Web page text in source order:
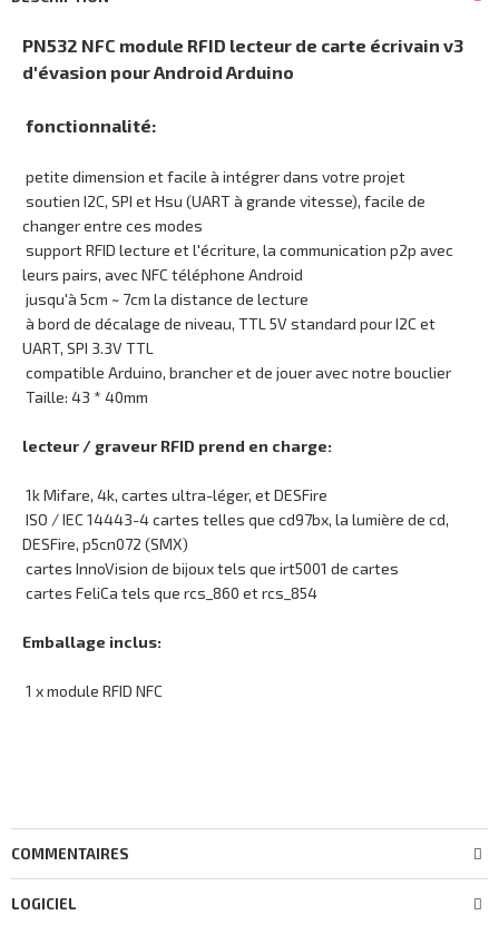
PN532 NFC module RFID lecteur de carte écrivain v3
d'évasion pour Android Arduino
fonctionnalité:
petite dimension et facile à intégrer dans votre projet
soutien I2C, SPI et Hsu (UART à grande vitesse), facile de
changer entre ces modes
support RFID lecture et l'écriture, la communication p2p avec
leurs pairs, avec NFC téléphone Android
jusqu'à 5cm ~ 7cm la distance de lecture
à bord de décalage de niveau, TTL 5V standard pour I2C et
UART, SPI 3.3V TTL
compatible Arduino, brancher et de jouer avec notre bouclier
Taille: 43 * 40mm
lecteur / graveur RFID prend en charge:
1k Mifare, 4k, cartes ultra-léger, et DESFire
ISO / IEC 14443-4 cartes telles que cd97bx, la lumière de cd,
DESFire, p5cn072 (SMX)
cartes InnoVision de bijoux tels que irt5001 de cartes
cartes FeliCa tels que rcs_860 et rcs_854
Emballage inclus:
1 x module RFID NFC
COMMENTAIRES
LOGICIEL